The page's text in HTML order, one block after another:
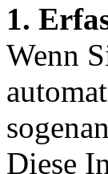
1.
Wenn
Diese